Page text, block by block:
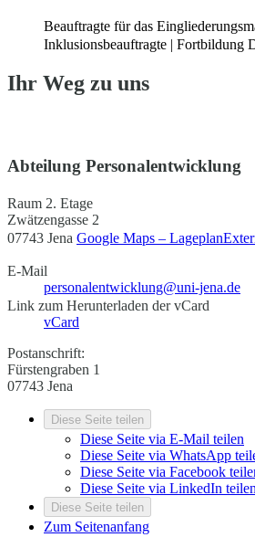
Beauftragte für das
Inklusionsbeauftragte | Fortbildung
Ihr Weg zu uns
Abteilung Personalentwicklung
Raum 2. Etage
Zwätzengasse 2
07743 Jena Google Maps – Lageplan
E-Mail
personalentwicklung@uni-jena.de
Link zum Herunterladen der vCard
vCard
Postanschrift:
Fürstengraben 1
07743 Jena
Diese Seite teilen
Diese Seite via E-Mail teilen
Diese Seite via WhatsApp
Diese Seite via Facebook
Diese Seite via LinkedIn teilen
Diese Seite teilen
Zum Seitenanfang